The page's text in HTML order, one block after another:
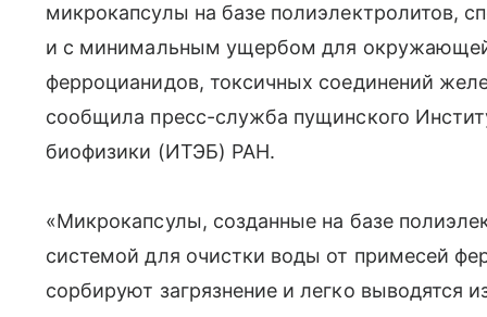
микрокапсулы на базе полиэлектролитов,
и с минимальным ущербом для
ферроцианидов, токсичных соединений
сообщила пресс-служба пущинского
биофизики (ИТЭБ) РАН.
«Микрокапсулы, созданные на базе
системой для очистки воды от примесей
сорбируют загрязнение и легко выводятся